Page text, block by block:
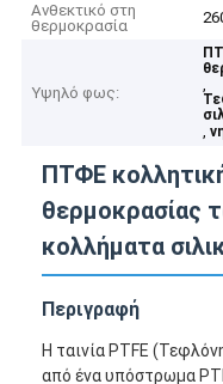
Ανθεκτικό στη
θερμοκρασία
Υψηλό φως: ,
,
ΠΤΦΕ
θερμοκρασίας
κολλήματα
Περιγραφή
Η ταινία PTFE
από ένα υπόστρωμα